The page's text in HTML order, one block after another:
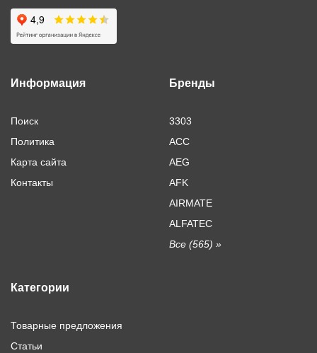
Информация
Поиск
Политика
Карта сайта
Контакты
Бренды
3303
ACC
AEG
AFK
AIRMATE
ALFATEC
Все (565) »
Категории
Товарные предложения
Статьи